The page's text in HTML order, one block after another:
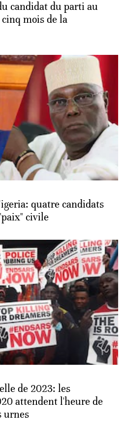
candidat du parti au
mois de la
quatre candidats
civile
de 2023: les
attendent l'heure de
urnes